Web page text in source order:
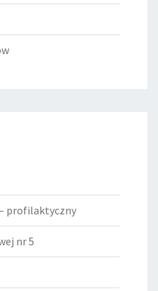
profilaktyczny
nr 5